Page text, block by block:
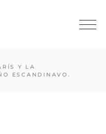
Y LA
ESCANDINAVO.